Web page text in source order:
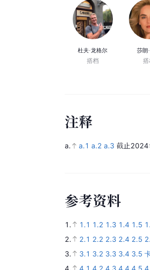
杜夫·龙格尔
搭档
莎朗
注释
a. a.1 a.2 a.3 截止2024
参考资料
1. 1.1 1.2 1.3 1.4 1.5
2.
2.1 2.2 2.3 2.4 2.5
3.
3.1 3.2 3.3 3.4 3.5
4.
4.1 4.2 4.3 4.4 4.5